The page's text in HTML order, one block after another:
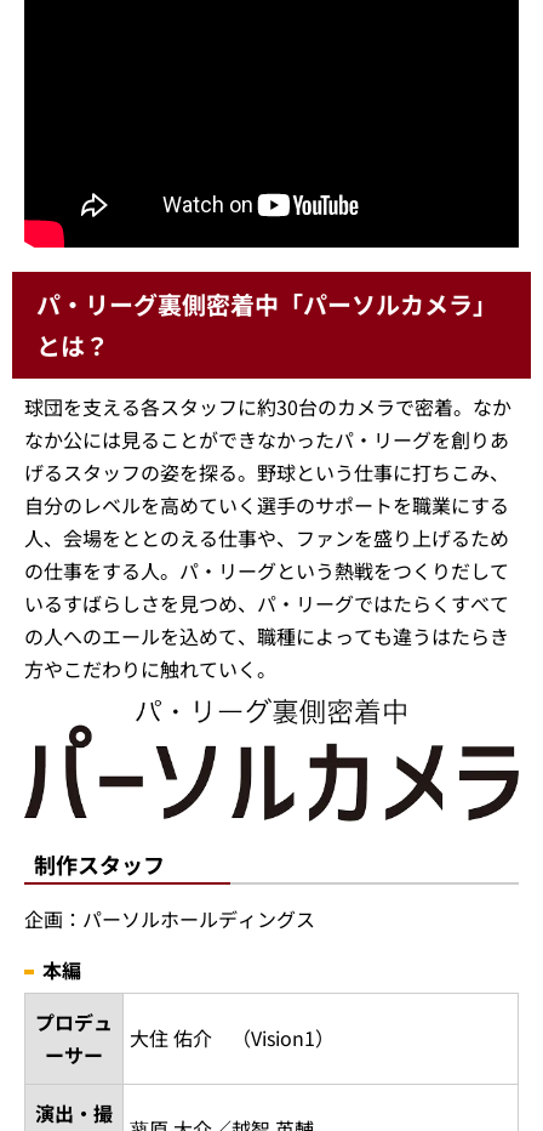
パ・リーグ裏側密着中「パーソルカメラ」
とは？
球団を支える各スタッフに約30台のカメラで密着。なか
なか公には見ることができなかったパ・リーグを創りあ
げるスタッフの姿を探る。野球という仕事に打ちこみ、
自分のレベルを高めていく選手のサポートを職業にする
人、会場をととのえる仕事や、ファンを盛り上げるため
の仕事をする人。パ・リーグという熱戦をつくりだして
いるすばらしさを見つめ、パ・リーグではたらくすべて
の人へのエールを込めて、職種によっても違うはたらき
方やこだわりに触れていく。
制作スタッフ
企画：パーソルホールディングス
本編
プロデュ
ーサー
大住 佑介 （Vision1）
演出・撮